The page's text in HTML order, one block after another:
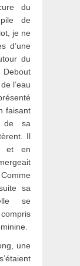
du
de
je ne
d’une
du
Debout
l’eau
faisant
de sa
Il
et en
sa
se
une